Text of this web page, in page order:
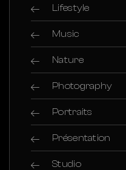
Lifestyle
Music
Nature
Photography
Portraits
Présentation
Studio